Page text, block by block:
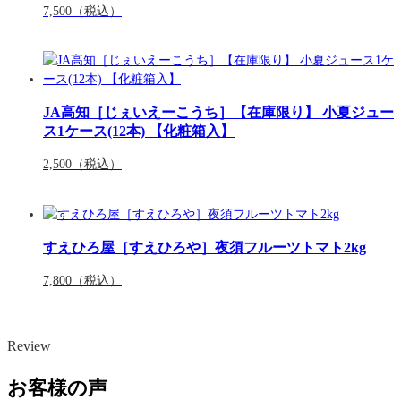
7,500 （税込）
JA高知［じぇいえーこうち］【在庫限り】 小夏ジュー
ス1ケース(12本) 【化粧箱入】
2,500 （税込）
すえひろ屋［すえひろや］夜須フルーツトマト2kg
7,800 （税込）
Review
お客様の声